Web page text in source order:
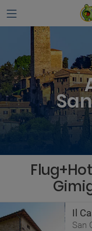
Il
San